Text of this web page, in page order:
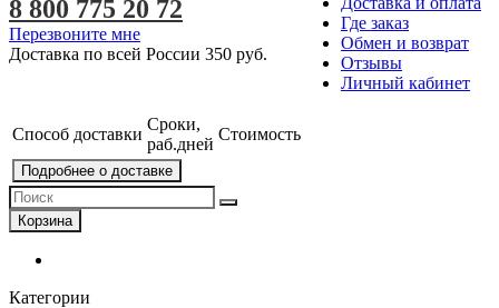
Где заказ
Обмен и возврат
Отзывы
Личный кабинет
8 800 775 20 72
Перезвоните мне
Доставка по всей России 350 руб.
Способ доставки
Сроки,
раб.дней
Стоимость
Подробнее о доставке
Корзина
Категории